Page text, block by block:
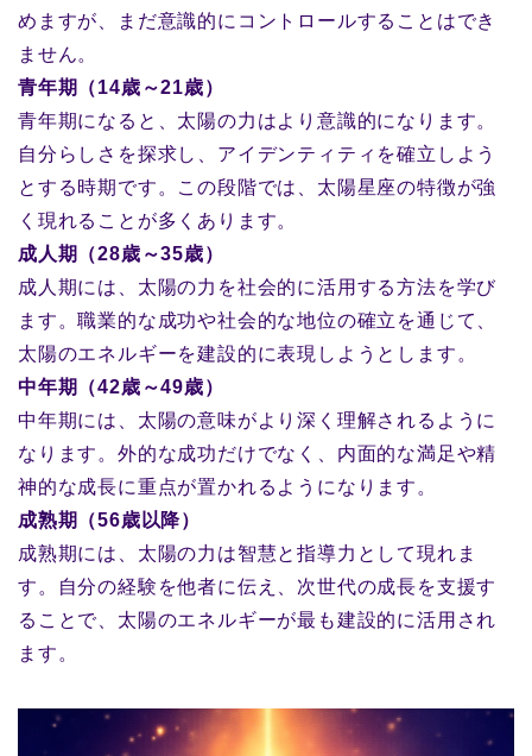
めますが、まだ意識的にコントロールすることはでき
ません。
青年期（14歳～21歳）
青年期になると、太陽の力はより意識的になります。
自分らしさを探求し、アイデンティティを確立しよう
とする時期です。この段階では、太陽星座の特徴が強
く現れることが多くあります。
成人期（28歳～35歳）
成人期には、太陽の力を社会的に活用する方法を学び
ます。職業的な成功や社会的な地位の確立を通じて、
太陽のエネルギーを建設的に表現しようとします。
中年期（42歳～49歳）
中年期には、太陽の意味がより深く理解されるように
なります。外的な成功だけでなく、内面的な満足や精
神的な成長に重点が置かれるようになります。
成熟期（56歳以降）
成熟期には、太陽の力は智慧と指導力として現れま
す。自分の経験を他者に伝え、次世代の成長を支援す
ることで、太陽のエネルギーが最も建設的に活用され
ます。